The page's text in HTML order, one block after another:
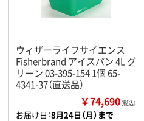
ウィザーライフサイエンス
Fisherbrand アイスパン 4L グ
リーン 03-395-154 1個 65-
4341-37（直送品）
￥74,690（税込）
お届け日：8月24日（月）まで